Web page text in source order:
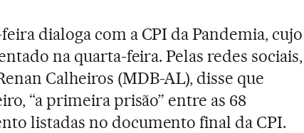
dialoga com a CPI da Pandemia, cujo
na quarta-feira. Pelas redes sociais,
Calheiros (MDB-AL), disse que
“a primeira prisão” entre as 68
listadas no documento final da CPI.